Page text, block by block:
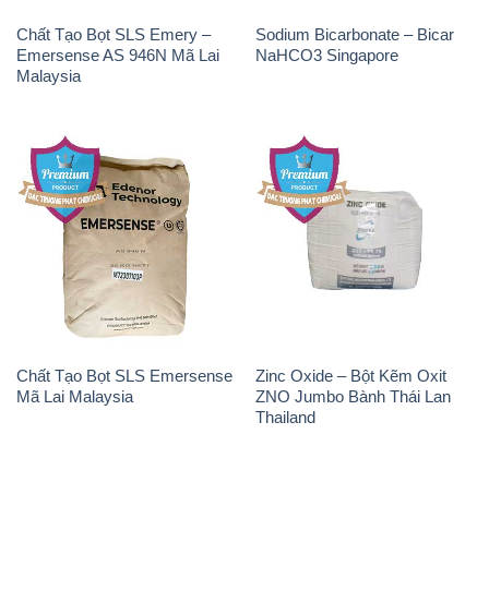
Chất Tạo Bọt SLS Emersense
Mã Lai Malaysia
Zinc Oxide – Bột Kẽm Oxit
ZNO Jumbo Bành Thái Lan
Thailand